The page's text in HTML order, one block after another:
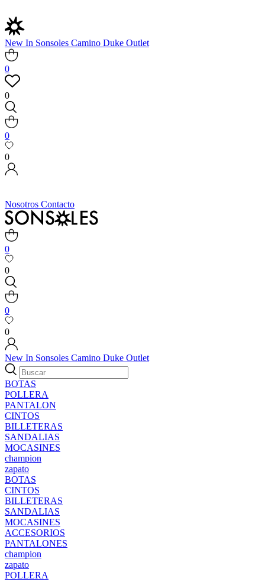
New In Sonsoles Camino Duke Outlet
0
0
0
0
Nosotros Contacto
0
0
0
0
New In Sonsoles Camino Duke Outlet
BOTAS
POLLERA
PANTALON
CINTOS
BILLETERAS
SANDALIAS
MOCASINES
champion
zapato
BOTAS
CINTOS
BILLETERAS
SANDALIAS
MOCASINES
ACCESORIOS
PANTALONES
champion
zapato
POLLERA